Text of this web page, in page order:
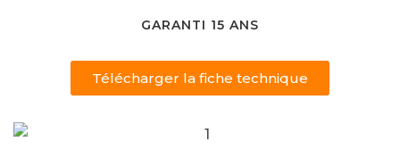
GARANTI 15 ANS
Télécharger la fiche technique